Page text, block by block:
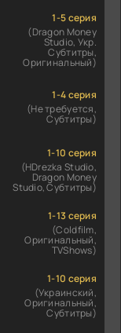
1-5 серия
(Dragon Money
Studio, Укр.
Субтитры,
Оригинальный)
1-4 серия
(Не требуется,
Субтитры)
1-10 серия
(HDrezka Studio,
Dragon Money
Studio, Субтитры)
1-13 серия
(Coldfilm,
Оригинальный,
TVShows)
1-10 серия
(Украинский,
Оригинальный,
Субтитры)